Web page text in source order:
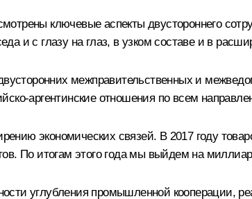
ключевые аспекты двустороннего
и с глазу на глаз, в узком составе и в
межправительственных и
аргентинские отношения по всем
экономических связей. В 2017 году
По итогам этого года мы выйдем на
углубления промышленной кооперации,